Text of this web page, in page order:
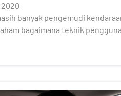
banyak pengemudi
bagaimana teknik